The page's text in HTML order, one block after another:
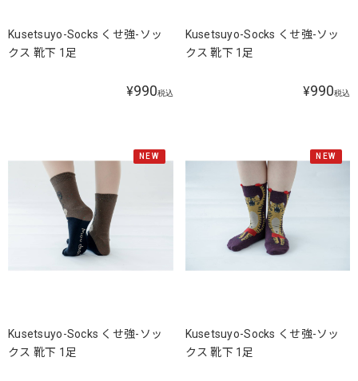
Kusetsuyo-Socks くせ強-ソッ
クス 靴下 1足
¥990税込
Kusetsuyo-Socks くせ強-ソッ
クス 靴下 1足
¥990税込
NEW
Kusetsuyo-Socks くせ強-ソッ
クス 靴下 1足
NEW
Kusetsuyo-Socks くせ強-ソッ
クス 靴下 1足